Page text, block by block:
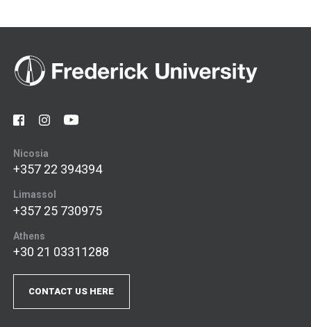
Nicosia
+357 22 394394
Limassol
+357 25 730975
Athens
+30 21 03311288
CONTACT US HERE